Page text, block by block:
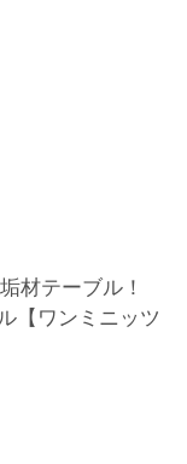
材テーブル！
【ワンミニッツ